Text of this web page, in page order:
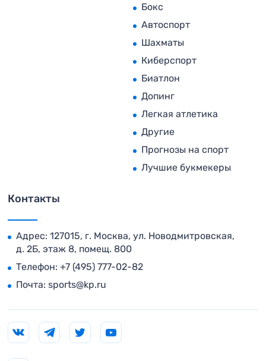
Бокс
Автоспорт
Шахматы
Киберспорт
Биатлон
Допинг
Легкая атлетика
Другие
Прогнозы на спорт
Лучшие букмекеры
Контакты
Адрес: 127015, г. Москва, ул. Новодмитровская,
д. 2Б, этаж 8, помещ. 800
Телефон: +7 (495) 777-02-82
Почта: sports@kp.ru